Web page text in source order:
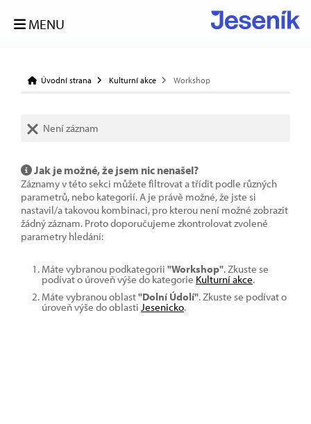
MENU
Úvodní strana Kulturní akce Workshop
Není záznam
Jak je možné, že jsem nic nenašel?
Záznamy v této sekci můžete filtrovat a třídit podle různých
parametrů, nebo kategorií. A je právě možné, že jste si
nastavil/a takovou kombinaci, pro kterou není možné zobrazit
žádný záznam. Proto doporučujeme zkontrolovat zvolené
parametry hledání:
Máte vybranou podkategorii "Workshop". Zkuste se
podívat o úroveň výše do kategorie Kulturní akce.
Máte vybranou oblast"Dolní Údolí". Zkuste se podívat o
úroveň výše do oblasti Jesenicko.